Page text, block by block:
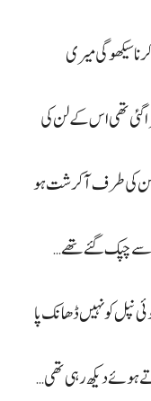
سیکھو گی میری
گئی تھی اس کے لن کی
لن کی طرف آکرشت ہو
چپک گئے تھے…
نپل کو نہیں ڈھانک پا
ہوئے دیکھ رہی تھی…